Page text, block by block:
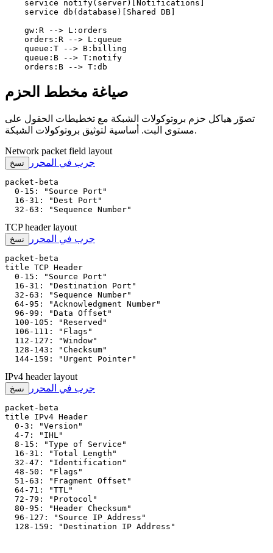
    service notify(server)[Notifications]
    service db(database)[Shared DB]
    gw:R --> L:orders
    orders:R --> L:queue
    queue:T --> B:billing
    queue:B --> T:notify
    orders:B --> T:db
صياغة مخطط الحزم
تصوّر هياكل حزم بروتوكولات الشبكة مع تخطيطات الحقول على
مستوى البت. أساسية لتوثيق بروتوكولات الشبكة.
Network packet field layout
نسخ جرب في المحرر
packet-beta
  0-15: "Source Port"
  16-31: "Dest Port"
  32-63: "Sequence Number"
TCP header layout
نسخ جرب في المحرر
packet-beta
title TCP Header
  0-15: "Source Port"
  16-31: "Destination Port"
  32-63: "Sequence Number"
  64-95: "Acknowledgment Number"
  96-99: "Data Offset"
  100-105: "Reserved"
  106-111: "Flags"
  112-127: "Window"
  128-143: "Checksum"
  144-159: "Urgent Pointer"
IPv4 header layout
نسخ جرب في المحرر
packet-beta
title IPv4 Header
  0-3: "Version"
  4-7: "IHL"
  8-15: "Type of Service"
  16-31: "Total Length"
  32-47: "Identification"
  48-50: "Flags"
  51-63: "Fragment Offset"
  64-71: "TTL"
  72-79: "Protocol"
  80-95: "Header Checksum"
  96-127: "Source IP Address"
  128-159: "Destination IP Address"